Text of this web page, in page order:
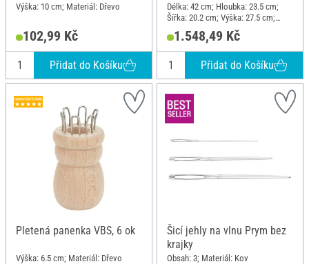
Výška: 10 cm; Materiál: Dřevo
102,99 Kč
Přidat do Košíku
Délka: 42 cm; Hloubka: 23.5 cm;
Šířka: 20.2 cm; Výška: 27.5 cm;
Materiál: Borové dřevo
1.548,49 Kč
Přidat do Košíku
Pletená panenka VBS, 6 ok
Výška: 6.5 cm; Materiál: Dřevo
Šicí jehly na vlnu Prym bez
krajky
Obsah: 3; Materiál: Kov